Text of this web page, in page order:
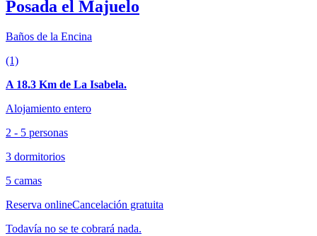
Posada el Majuelo
Baños de la Encina
(1)
A 18.3 Km de La Isabela.
Alojamiento entero
2 - 5 personas
3 dormitorios
5 camas
Reserva onlineCancelación gratuita
Todavía no se te cobrará nada.